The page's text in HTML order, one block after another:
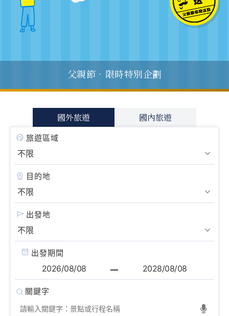
父親節．限時特別企劃
國外旅遊 國內旅遊
旅遊區域
目的地
出發地
出發期間